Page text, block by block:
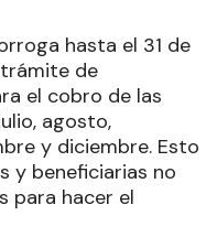
hasta el 31 de
de
el cobro de las
agosto,
y diciembre. Esto
y beneficiarias no
para hacer el